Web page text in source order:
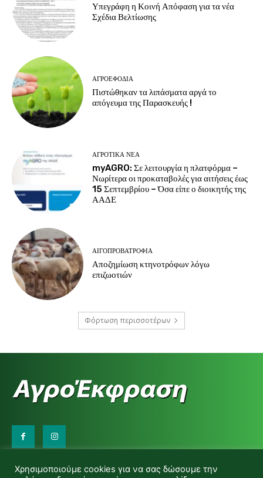
Υπεγράφη η Κοινή Απόφαση για τα νέα
Σχέδια Βελτίωσης
ΑΓΡΟΕΦΌΔΙΑ
Πιστώθηκαν τα λιπάσματα αργά το
απόγευμα της Παρασκευής !
ΑΓΡΟΤΙΚΆ ΝΈΑ
myAGRO: Σε λειτουργία η πλατφόρμα –
Νωρίτερα οι προκαταβολές για αιτήσεις έως
15 Σεπτεμβρίου – Όσα είπε ο διοικητής της
ΑΑΔΕ
ΑΙΓΟΠΡΟΒΑΤΡΟΦΊΑ
Αποζημίωση κτηνοτρόφων λόγω
επιζωοτιών
Φόρτωση περισσοτέρων
d.makas@yahoo.gr
Χρησιμοποιούμε cookies για να σας δώσουμε την